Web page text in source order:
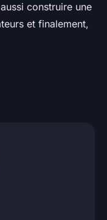
construire une
et finalement,